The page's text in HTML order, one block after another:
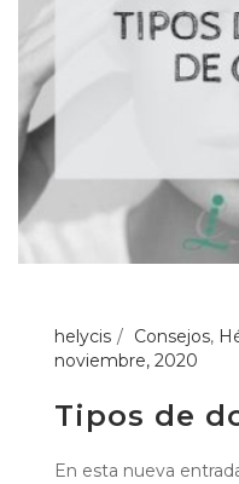
helycis Consejos,
noviembre, 2020
Tipos de
En esta nueva